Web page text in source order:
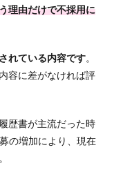
理由だけで不採用に
れている内容です。
容に差がなければ評
歴書が主流だった時
の増加により、現在